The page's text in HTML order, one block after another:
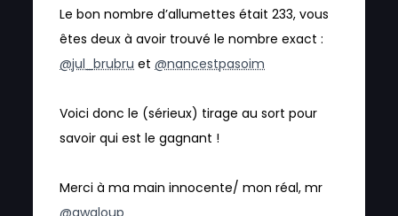
Le bon nombre d’allumettes était 233, vous
êtes deux à avoir trouvé le nombre exact :
@jul_brubru et@nancestpasoim
Voici donc le (sérieux) tirage au sort pour
savoir qui est le gagnant !
Merci à ma main innocente/ mon réal, mr
@awaloup